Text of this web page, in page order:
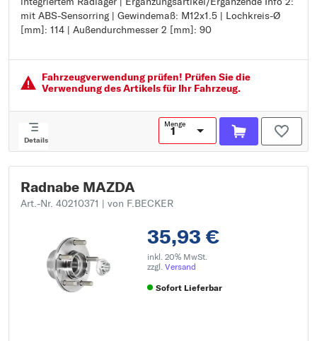
mit ABS-Sensorring | Gewindemaß: M12x1.5 | Lochkreis-Ø
[mm]: 114 | Außendurchmesser 2 [mm]: 90
Zähnezahl ABS-Ring: 44
Ergänzungsartikel/Ergänzende Info 2: mit integriertem
Ergänzungsartikel/Ergänzende Info 2: mit ABS-Sensorring
Gewindemaß: M12x1.5
Lochkreis-Ø [mm]: 114
Fahrzeugver­wendung prüfen! Prüfen Sie die
Verwendung des Artikels für Ihr Fahrzeug.
Details
Menge
Radnabe MAZDA
Art.-Nr. 40210371 | von F.BECKER
35,93 €
inkl. 20% MwSt.
zzgl. Versand
Sofort Lieferbar